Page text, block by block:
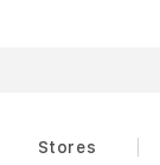
Stores